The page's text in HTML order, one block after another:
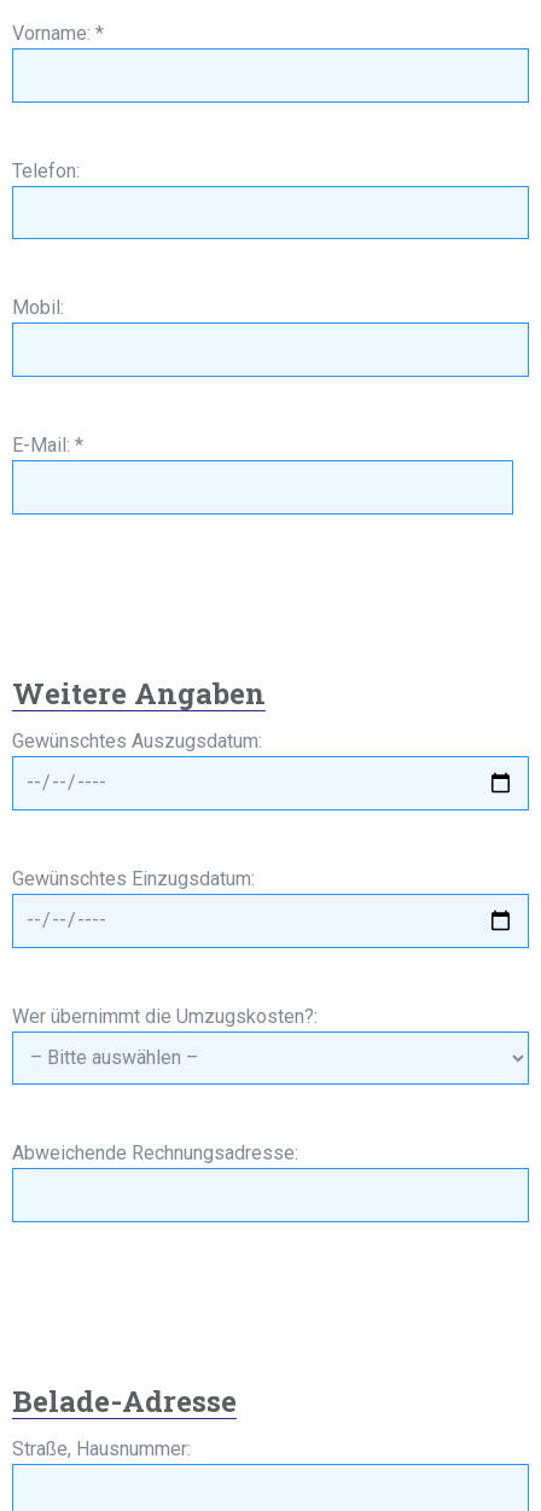
Vorname: *
Telefon:
Mobil:
E-Mail: *
Weitere Angaben
Gewünschtes Auszugsdatum:
Gewünschtes Einzugsdatum:
Wer übernimmt die Umzugskosten?:
Abweichende Rechnungsadresse:
Belade-Adresse
Straße, Hausnummer: